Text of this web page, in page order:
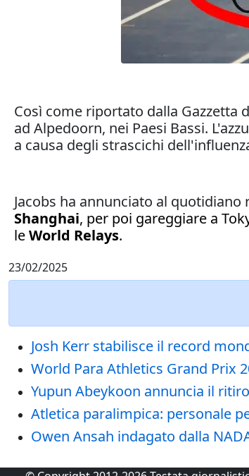
Così come riportato dalla Gazzetta
ad Alpedoorn, nei Paesi Bassi.
a causa degli strascichi
Jacobs ha annunciato al
Shanghai, per poi gareggiare a
leWorld Relays.
23/02/2025
Josh Kerr stabilisce il record
World Para Athletics Grand Prix
Yupun Abeykoon annuncia il
Atletica paralimpica: personale
Owen Ansah indagato dalla